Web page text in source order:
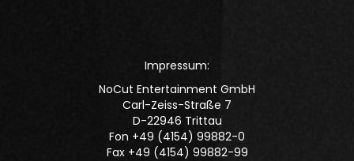
Impressum:
NoCut Entertainment GmbH
Carl-Zeiss-Straße 7
D-22946 Trittau
Fon +49 (4154) 99882-0
Fax +49 (4154) 99882-99